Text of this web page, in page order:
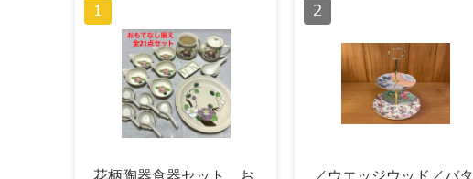
花柄陶器食器セット お ／ウエッジウッド／バタ